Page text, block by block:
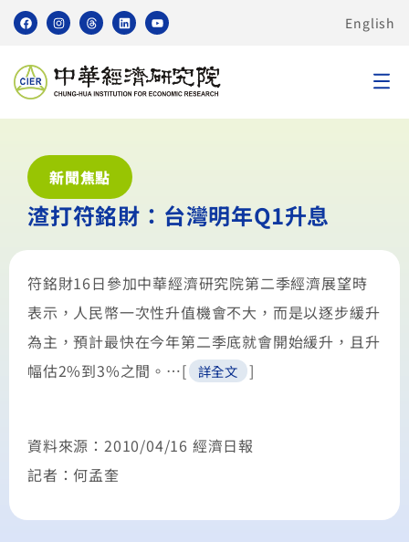
English
新聞焦點
渣打符銘財：台灣明年Q1升息
符銘財16日參加中華經濟研究院第二季經濟展望時
表示，人民幣一次性升值機會不大，而是以逐步緩升
為主，預計最快在今年第二季底就會開始緩升，且升
幅估2%到3%之間。…[
詳全文 ]
資料來源：2010/04/16 經濟日報
記者：何孟奎